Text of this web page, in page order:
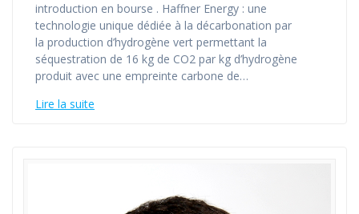
introduction en bourse . Haffner Energy : une
technologie unique dédiée à la décarbonation par
la production d’hydrogène vert permettant la
séquestration de 16 kg de CO2 par kg d’hydrogène
produit avec une empreinte carbone de…
Lire la suite